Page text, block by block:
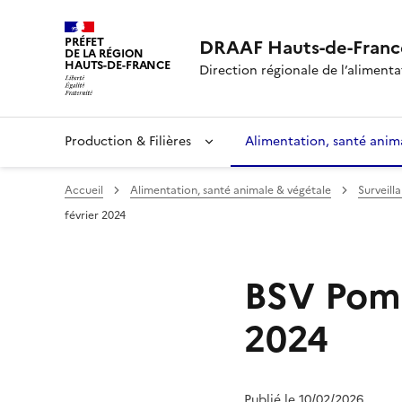
PRÉFET
DE LA RÉGION
HAUTS-DE-FRANCE
DRAAF Hauts-de-
Direction régionale de
Production & Filières Alimentation, santé
Accueil Alimentation, santé animale & végétale
février 2024
BSV
2024